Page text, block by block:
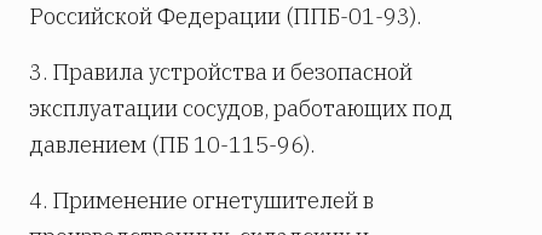
Российской Федерации (ППБ-01-93).
3. Правила устройства и безопасной
эксплуатации сосудов, работающих под
давлением (ПБ 10-115-96).
4. Применение огнетушителей в